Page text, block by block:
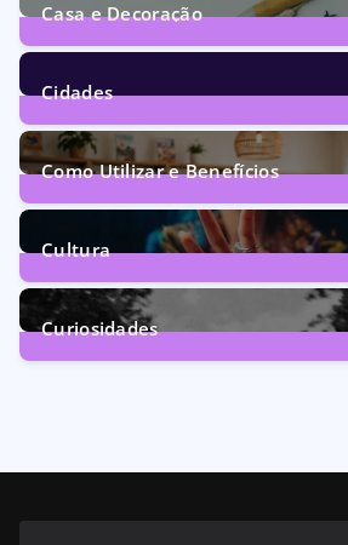
Casa e Decoração
1Post
Cidades
72Posts
Como Utilizar e Benefícios
160Posts
Cultura
246Posts
Curiosidades